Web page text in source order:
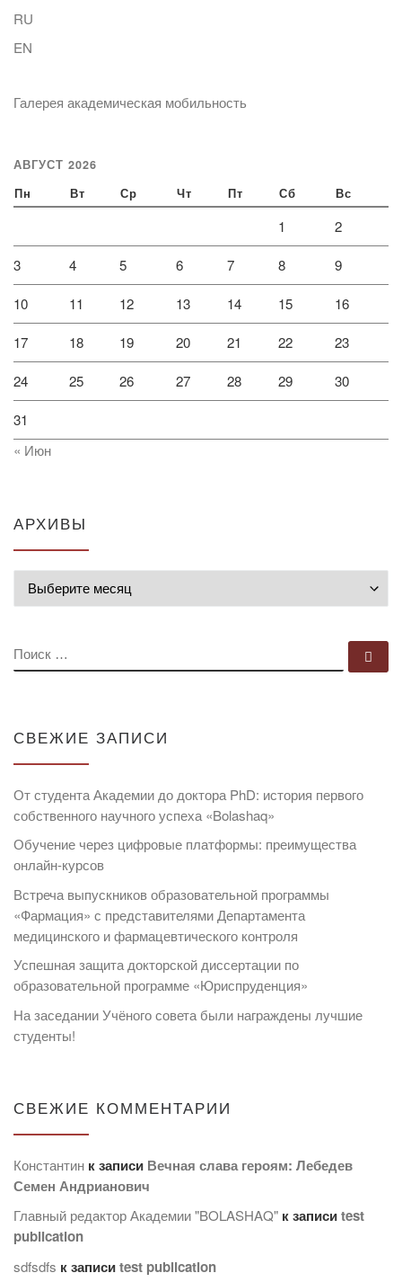
RU
EN
Галерея академическая мобильность
АВГУСТ 2026
Пн Вт Ср Чт Пт Сб Вс
1 2
3 4 5 6 7 8 9
10 11 12 13 14 15 16
17 18 19 20 21 22 23
24 25 26 27 28 29 30
31
« Июн
АРХИВЫ
ПОИСК
СВЕЖИЕ ЗАПИСИ
От студента Академии до доктора PhD: история первого
собственного научного успеха «Bolashaq»
Обучение через цифровые платформы: преимущества
онлайн-курсов
Встреча выпускников образовательной программы
«Фармация» с представителями Департамента
медицинского и фармацевтического контроля
Успешная защита докторской диссертации по
образовательной программе «Юриспруденция»
На заседании Учёного совета были награждены лучшие
студенты!
СВЕЖИЕ КОММЕНТАРИИ
Константин к записи Вечная слава героям: Лебедев
Семен Андрианович
Главный редактор Академии "BOLASHAQ" к записиtest
publication
sdfsdfs к записиtest publication